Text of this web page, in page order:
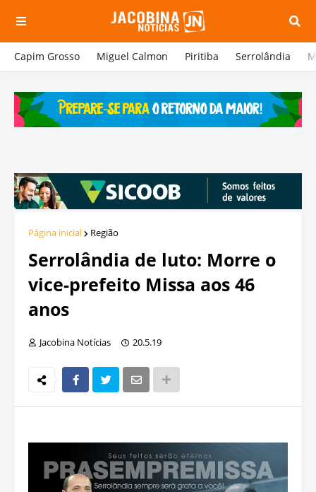
Capim Grosso Miguel Calmon Piritiba Serrolândia
Página inicial Região
Serrolândia de luto: Morre o
vice-prefeito Missa aos 46
anos
Jacobina Notícias 20.5.19